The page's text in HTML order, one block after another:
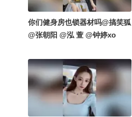
辣眼小鑫 @Aries_丁丁 @名人
狐 @万物皆有理 @Messi 10 @
一颗大萌叔 @慕慕有奶糖 @馮
@航航儿 @李旭的散装生物学
@小马同学努力吖 @春华姐姐
@泰祺 @孙悦老师 @李老师水
煮宇宙 @狐说有理 @见到你_很
高兴 @健康袁月 @猫哥说 @摄
你们健身房也锁器材吗@搞笑狐
@张朝阳 @泓 萱 @钟婷xo